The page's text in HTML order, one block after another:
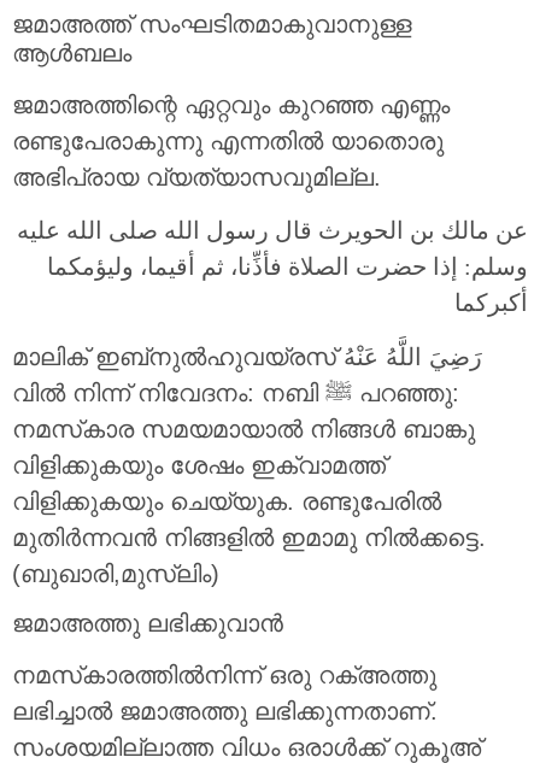
ജമാഅത്ത് സംഘടിതമാകുവാനുള്ള
ആൾബലം
ജമാഅത്തിന്റെ ഏറ്റവും കുറഞ്ഞ എണ്ണം
രണ്ടുപേരാകുന്നു എന്നതിൽ യാതൊരു
അഭിപ്രായ വ്യത്യാസവുമില്ല.
عن مالك بن الحويرث قال رسول الله صلى الله عليه
وسلم: إذا حضرت الصلاة فأذِّنا، ثم أقيما، وليؤمكما
أكبركما
മാലിക് ഇബ്‌നുൽഹുവയ്‌രസ് رَضِيَ اللَّهُ عَنْهُ
വിൽ നിന്ന് നിവേദനം: നബി ﷺ പറഞ്ഞു:
നമസ്‌കാര സമയമായാൽ നിങ്ങൾ ബാങ്കു
വിളിക്കുകയും ശേഷം ഇക്വാമത്ത്
വിളിക്കുകയും ചെയ്യുക. രണ്ടുപേരിൽ
മുതിർന്നവൻ നിങ്ങളിൽ ഇമാമു നിൽക്കട്ടെ.
(ബുഖാരി,മുസ്ലിം)
ജമാഅത്തു ലഭിക്കുവാൻ
നമസ്‌കാരത്തിൽനിന്ന് ഒരു റക്അത്തു
ലഭിച്ചാൽ ജമാഅത്തു ലഭിക്കുന്നതാണ്.
സംശയമില്ലാത്ത വിധം ഒരാൾക്ക് റുകൂഅ്